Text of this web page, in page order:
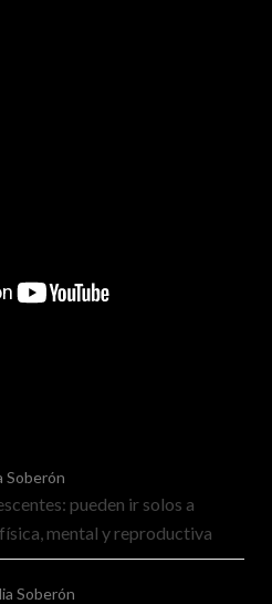
Soberón
pueden ir solos a
mental y reproductiva
Soberón